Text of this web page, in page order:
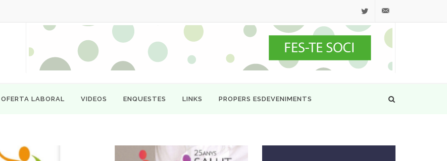
Twitter
OFERTA LABORAL VIDEOS ENQUESTES LINKS PROPERS ESDEVENIMENTS